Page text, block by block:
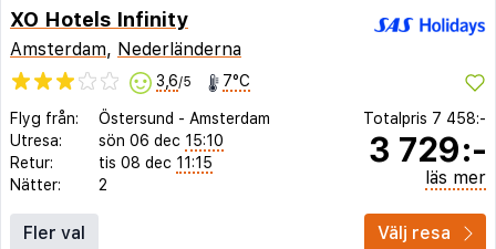
XO Hotels Infinity
Amsterdam, Nederländerna
3,6/5 7°C
Flyg från: Östersund - Amsterdam
Utresa:
sön 06 dec 15:10
Retur:
tis 08 dec 11:15
Nätter:
2
Totalpris 7 458:-
3 729:-
läs mer
Fler val Välj resa